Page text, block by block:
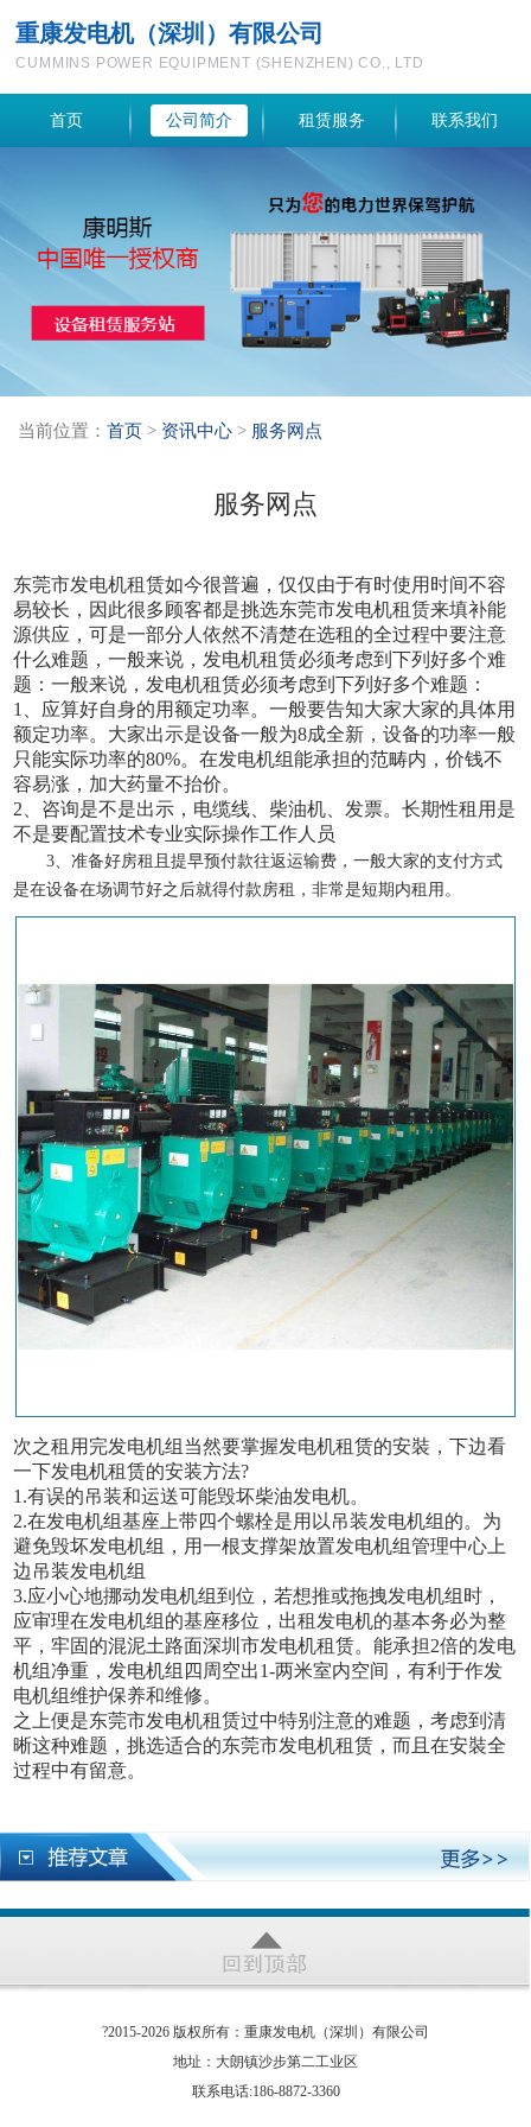
重康发电机（深圳）有限公司
CUMMINS POWER EQUIPMENT (SHENZHEN) CO., LTD
首页 公司简介 租赁服务 联系我们
当前位置： 首页 > 资讯中心 > 服务网点
服务网点
东莞市发电机租赁如今很普遍，仅仅由于有时使用时间不容
易较长，因此很多顾客都是挑选东莞市发电机租赁来填补能
源供应，可是一部分人依然不清楚在选租的全过程中要注意
什么难题，一般来说，发电机租赁必须考虑到下列好多个难
题：一般来说，发电机租赁必须考虑到下列好多个难题：
1、应算好自身的用额定功率。一般要告知大家大家的具体用
额定功率。大家出示是设备一般为8成全新，设备的功率一般
只能实际功率的80%。在发电机组能承担的范畴内，价钱不
容易涨，加大药量不抬价。
2、咨询是不是出示，电缆线、柴油机、发票。长期性租用是
不是要配置技术专业实际操作工作人员
3、准备好房租且提早预付款往返运输费，一般大家的支付方式
是在设备在场调节好之后就得付款房租，非常是短期内租用。
次之租用完发电机组当然要掌握发电机租赁的安裝，下边看
一下发电机租赁的安装方法?
1.有误的吊装和运送可能毁坏柴油发电机。
2.在发电机组基座上带四个螺栓是用以吊装发电机组的。为
避免毁坏发电机组，用一根支撑架放置发电机组管理中心上
边吊装发电机组
3.应小心地挪动发电机组到位，若想推或拖拽发电机组时，
应审理在发电机组的基座移位，出租发电机的基本务必为整
平，牢固的混泥土路面深圳市发电机租赁。能承担2倍的发电
机组净重，发电机组四周空出1-两米室内空间，有利于作发
电机组维护保养和维修。
之上便是东莞市发电机租赁过中特别注意的难题，考虑到清
晰这种难题，挑选适合的东莞市发电机租赁，而且在安裝全
过程中有留意。
?2015-2026 版权所有：重康发电机（深圳）有限公司
地址：大朗镇沙步第二工业区
联系电话:186-8872-3360